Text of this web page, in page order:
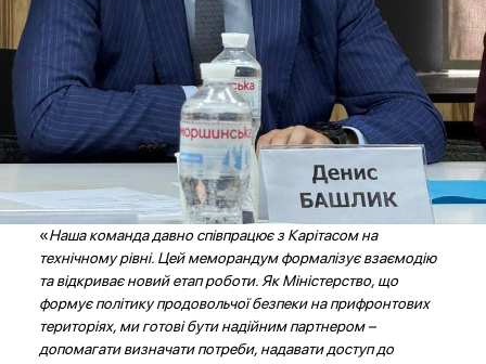
«Наша команда давно співпрацює з Карітасом на
технічному рівні. Цей меморандум формалізує взаємодію
та відкриває новий етап роботи. Як Міністерство, що
формує політику продовольчої безпеки на прифронтових
територіях, ми готові бути надійним партнером –
допомагати визначати потреби, надавати доступ до